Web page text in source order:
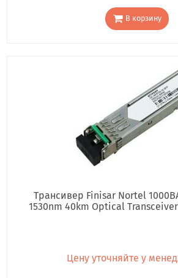
В корзину
Трансивер Finisar Nortel
1530nm 40km Optical Transceiver
Цену уточняйте у